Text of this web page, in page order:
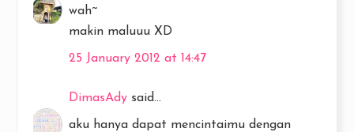
wah~
makin maluuu XD
25 January 2012 at 14:47
DimasAdy said...
aku hanya dapat mencintaimu dengan